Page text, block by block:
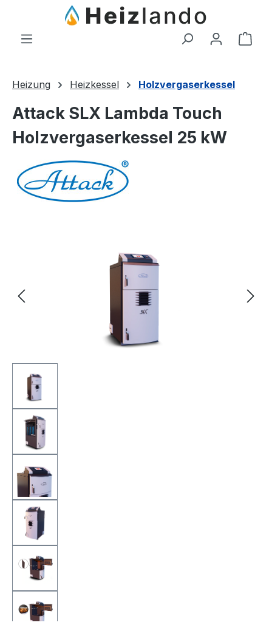
Zum Hauptinhalt springen
Heizung Heizkessel Holzvergaserkessel
Attack SLX Lambda Touch
Holzvergaserkessel 25 kW